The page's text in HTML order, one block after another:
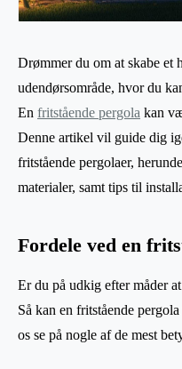
Drømmer du om at skabe et
udendørsområde, hvor du
En fritstående pergola kan
Denne artikel vil guide dig
fritstående pergolaer,
materialer, samt tips til
Fordele ved en
Er du på udkig efter måder
Så kan en fritstående
os se på nogle af de mest